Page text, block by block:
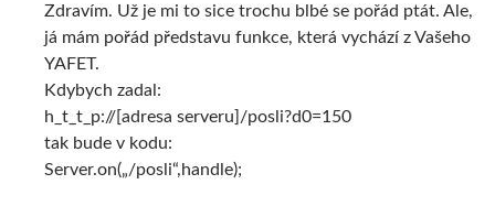
Zdravím. Už je mi to sice trochu blbé se pořád ptát. Ale,
já mám pořád představu funkce, která vychází z Vašeho
YAFET.
Kdybych zadal:
h_t_t_p://[adresa serveru]/posli?d0=150
tak bude v kodu:
Server.on(„/posli“,handle);